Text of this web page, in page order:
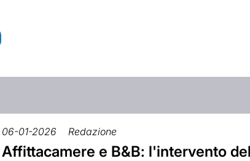
06-01-2026 Redazione
Affittacamere e B&B: l'intervento